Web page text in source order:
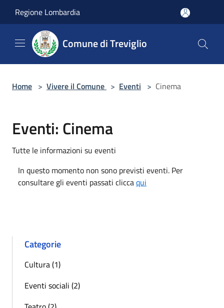
Regione Lombardia
Comune di Treviglio
Home > Vivere il Comune > Eventi > Cinema
Eventi: Cinema
Tutte le informazioni su eventi
In questo momento non sono previsti eventi. Per
consultare gli eventi passati cliccaqui
Categorie
Cultura (1)
Eventi sociali (2)